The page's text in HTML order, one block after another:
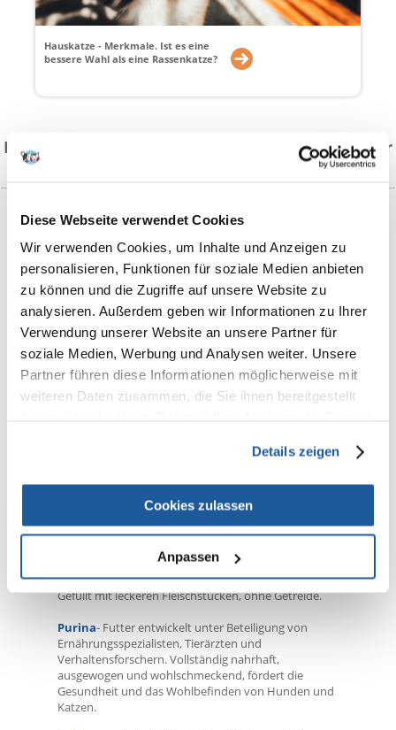
Diese Webseite verwendet Cookies
Wir verwenden Cookies, um Inhalte und Anzeigen zu
personalisieren, Funktionen für soziale Medien anbieten
zu können und die Zugriffe auf unsere Website zu
analysieren. Außerdem geben wir Informationen zu Ihrer
Verwendung unserer Website an unsere Partner für
soziale Medien, Werbung und Analysen weiter. Unsere
Partner führen diese Informationen möglicherweise mit
weiteren Daten zusammen, die Sie ihnen bereitgestellt
Details zeigen
Cookies zulassen
Anpassen
Hauskatze - Merkmale. Ist es eine
bessere Wahl als eine Rassenkatze?
FERA24.AT: Shop mit Lebensmitteln und Zubehör
In unserem Shop finden Sie mehr als 13.000 Produkte,
die alle Bedürfnisse Ihres Haustieres erfüllen - Hunde,
Katzen, Fische, Hamster, Meerschweinchen,
Kaninchen, Schildkröten oder Kanarienvögel.
Royal Canin- beliebte Nahrung für Hunde und
Katzen jedes Alters, entwickelt entsprechend der
Rasse und des Lebensstils jedes Haustieres. Eine
spezielle Tiernahrungslinie unterstützt die Tiere
- Premium-
sorgfältig ausgewählten Zutaten, die den
Erwartungen von Hunden und Katzen gerecht wird,
unabhängig von Alter, Geschlecht und individuellen
Bedürfnissen.
- Premiumfutter in Top-Qualität für Hunde und
Katzen, abgestimmt auf Alter und Gewicht der Tiere.
Gefüllt mit leckeren Fleischstücken, ohne Getreide.
Purina- Futter entwickelt unter Beteiligung von
Ernährungsspezialisten, Tierärzten und
Verhaltensforschern. Vollständig nahrhaft,
ausgewogen und wohlschmeckend, fördert die
Gesundheit und das Wohlbefinden von Hunden und
Katzen.